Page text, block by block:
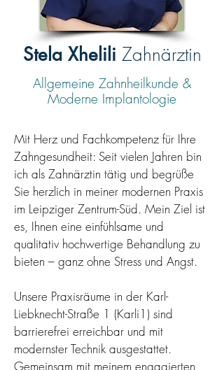
Stela Xhelili Zahnärztin
Allgemeine Zahnheilkunde &
Moderne Implantologie
Mit Herz und Fachkompetenz für Ihre
Zahngesundheit: Seit vielen Jahren bin
ich als Zahnärztin tätig und begrüße
Sie herzlich in meiner modernen Praxis
im Leipziger Zentrum-Süd. Mein Ziel ist
es, Ihnen eine einfühlsame und
qualitativ hochwertige Behandlung zu
bieten – ganz ohne Stress und Angst.
Unsere Praxisräume in der Karl-
Liebknecht-Straße 1 (Karli1) sind
barrierefrei erreichbar und mit
modernster Technik ausgestattet.
Gemeinsam mit meinem engagierten